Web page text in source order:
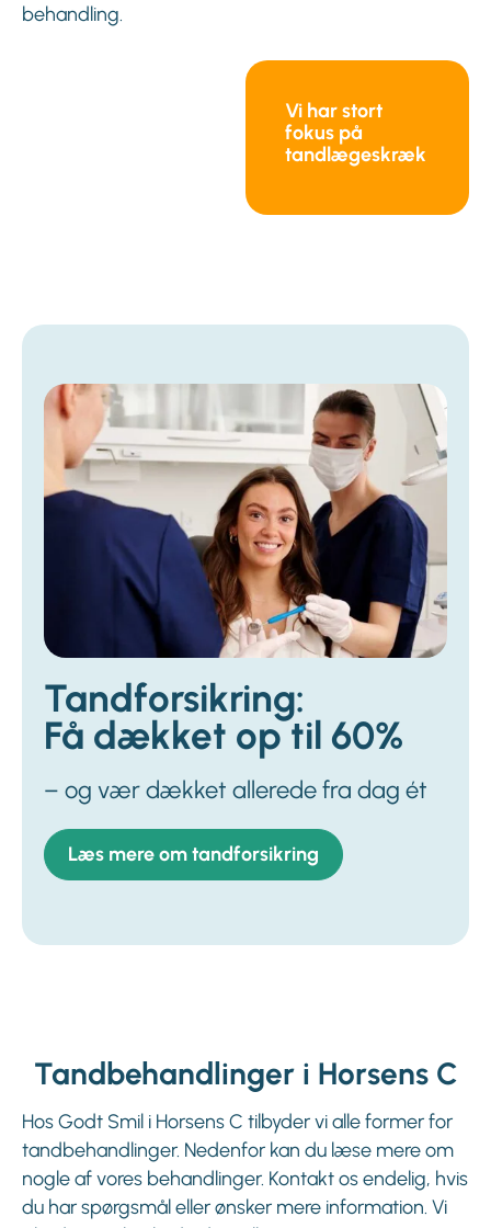
behandling.
Vi har stort
fokus på
tandlægeskræk
Tandforsikring:
Få dækket op til 60%
– og vær dækket allerede fra dag ét
Læs mere om tandforsikring
Tandbehandlinger i Horsens C
Hos Godt Smil i Horsens C tilbyder vi alle former for
tandbehandlinger. Nedenfor kan du læse mere om
nogle af vores behandlinger. Kontakt os endelig, hvis
du har spørgsmål eller ønsker mere information. Vi